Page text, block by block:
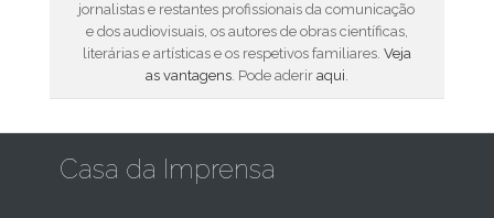
jornalistas e restantes profissionais da comunicação
e dos audiovisuais, os autores de obras científicas,
literárias e artísticas e os respetivos familiares. Veja
as vantagens. Pode aderir aqui.
Casa da Imprensa